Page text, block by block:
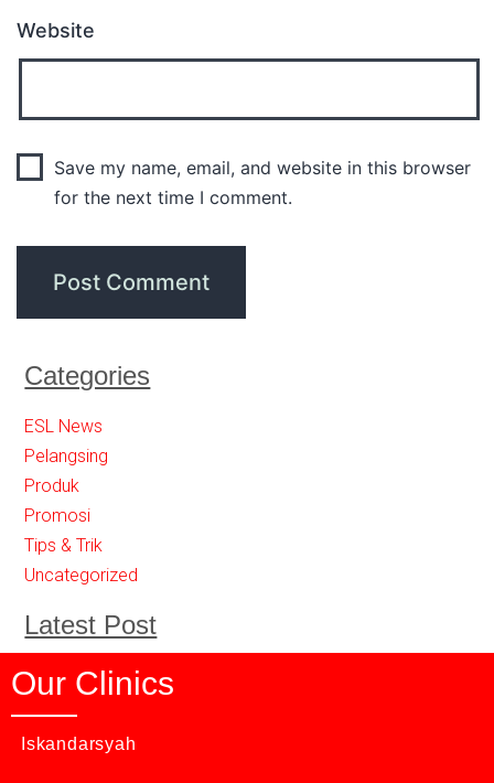
Website
Save my name, email, and website in this browser
for the next time I comment.
Categories
ESL News
Pelangsing
Produk
Promosi
Tips & Trik
Uncategorized
Latest Post
Our Clinics
Iskandarsyah